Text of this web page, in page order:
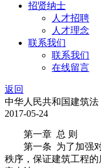
招贤纳士
人才招聘
人才理念
联系我们
联系我们
在线留言
返回
中华人民共和国建筑法
2017-05-24
第一章 总 则
第一条 为了加强对
秩序，保证建筑工程